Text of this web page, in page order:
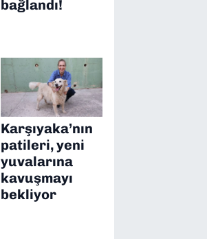
bağlandı!
Karşıyaka’nın
patileri, yeni
yuvalarına
kavuşmayı
bekliyor